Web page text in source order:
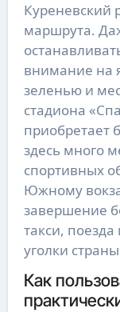
Куреневский
маршрута.
внимание на
зеленью и
стадиона
приобретает
здесь много
спортивных
Южному
завершение
такси,
уголки
Как